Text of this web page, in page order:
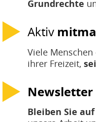
Grundrechte
Aktiv
Viele
ihrer Freizeit,
Newsletter
Bleiben Sie